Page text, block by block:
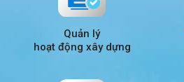
Quản lý
hoạt động xây dựng